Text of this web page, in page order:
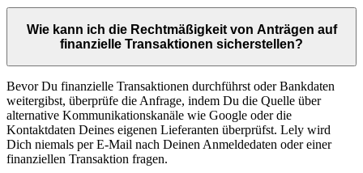
Wie kann ich die Rechtmäßigkeit von Anträgen auf
finanzielle Transaktionen sicherstellen?
Bevor Du finanzielle Transaktionen durchführst oder Bankdaten
weitergibst, überprüfe die Anfrage, indem Du die Quelle über
alternative Kommunikationskanäle wie Google oder die
Kontaktdaten Deines eigenen Lieferanten überprüfst. Lely wird
Dich niemals per E-Mail nach Deinen Anmeldedaten oder einer
finanziellen Transaktion fragen.